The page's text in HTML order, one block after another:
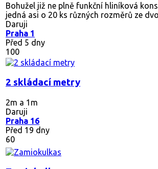
Bohužel již ne plně funkční hliníková
jedná asi o 20 ks různých rozměrů ze
Daruji
Praha 1
Před 5 dny
100
2 skládací metry
2m a 1m
Daruji
Praha 16
Před 19 dny
60